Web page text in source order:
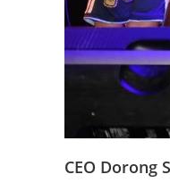
CEO Dorong